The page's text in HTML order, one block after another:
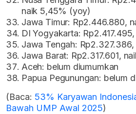
naik 5,45% (yoy)
Jawa Timur: Rp2.446.880,
DI Yogyakarta:
Jawa Tengah:
Jawa Barat: Rp2.317.601,
Aceh: belum diumumkan
Papua Pegunungan: belum
(Baca: 53% Karyawan
Bawah UMP Awal 2025)